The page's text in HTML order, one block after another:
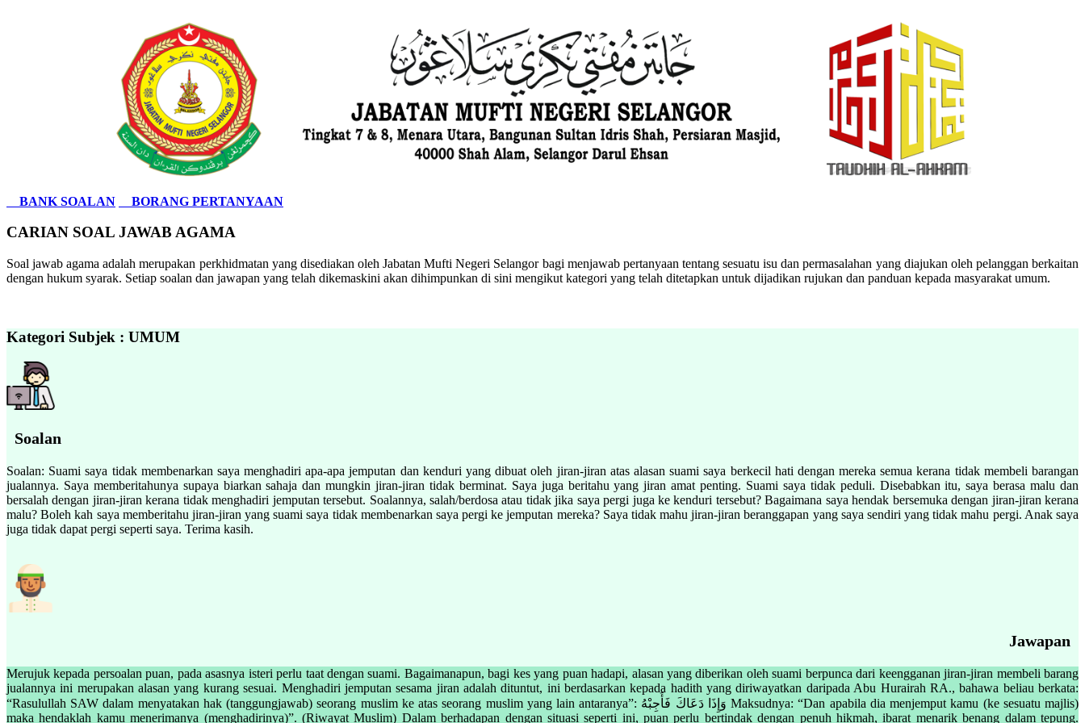
BANK SOALAN BORANG PERTANYAAN
CARIAN SOAL JAWAB AGAMA
Soal jawab agama adalah merupakan perkhidmatan yang disediakan oleh Jabatan Mufti Negeri Selangor bagi menjawab pertanyaan tentang sesuatu isu dan permasalahan yang diajukan oleh pelanggan berkaitan
dengan hukum syarak. Setiap soalan dan jawapan yang telah dikemaskini akan dihimpunkan di sini mengikut kategori yang telah ditetapkan untuk dijadikan rujukan dan panduan kepada masyarakat umum.
Kategori Subjek : UMUM
Soalan
Soalan: Suami saya tidak membenarkan saya menghadiri apa-apa jemputan dan kenduri yang dibuat oleh jiran-jiran atas alasan suami saya berkecil hati dengan mereka semua kerana tidak membeli barangan
jualannya. Saya memberitahunya supaya biarkan sahaja dan mungkin jiran-jiran tidak berminat. Saya juga beritahu yang jiran amat penting. Suami saya tidak peduli. Disebabkan itu, saya berasa malu dan
bersalah dengan jiran-jiran kerana tidak menghadiri jemputan tersebut. Soalannya, salah/berdosa atau tidak jika saya pergi juga ke kenduri tersebut? Bagaimana saya hendak bersemuka dengan jiran-jiran kerana
malu? Boleh kah saya memberitahu jiran-jiran yang suami saya tidak membenarkan saya pergi ke jemputan mereka? Saya tidak mahu jiran-jiran beranggapan yang saya sendiri yang tidak mahu pergi. Anak saya
juga tidak dapat pergi seperti saya. Terima kasih.
Jawapan
Merujuk kepada persoalan puan, pada asasnya isteri perlu taat dengan suami. Bagaimanapun, bagi kes yang puan hadapi, alasan yang diberikan oleh suami berpunca dari keengganan jiran-jiran membeli barang
jualannya ini merupakan alasan yang kurang sesuai. Menghadiri jemputan sesama jiran adalah dituntut, ini berdasarkan kepada hadith yang diriwayatkan daripada Abu Hurairah RA., bahawa beliau berkata:
“Rasulullah SAW dalam menyatakan hak (tanggungjawab) seorang muslim ke atas seorang muslim yang lain antaranya”: وَإِذَا دَعَاكَ فَأَجِبْهُ Maksudnya: “Dan apabila dia menjemput kamu (ke sesuatu majlis)
maka hendaklah kamu menerimanya (menghadirinya)”. (Riwayat Muslim) Dalam berhadapan dengan situasi seperti ini, puan perlu bertindak dengan penuh hikmah, ibarat menarik benang dalam tepung.